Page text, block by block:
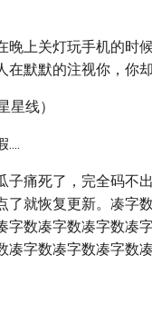
晚上关灯玩手机的时
在默默的注视你，你
星线）
....
子痛死了，完全码不
了就恢复更新。凑字
字数凑字数凑字数凑
凑字数凑字数凑字数